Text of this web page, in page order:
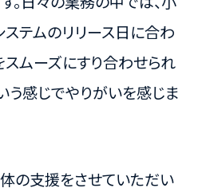
ステムのリリース日に合わ
ムーズにすり合わせられ
う感じでやりがいを感じま
の支援をさせていただい